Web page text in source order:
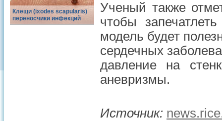
Клещи (ixodes scapularis)
переносчики инфекций
Ученый также
чтобы
модель будет
сердечных
давление на
аневризмы.
Источник: